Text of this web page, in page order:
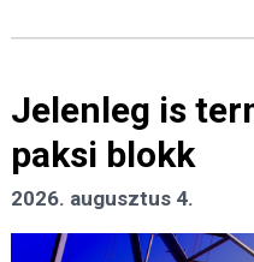
Jelenleg is
paksi blokk
2026. augusztus 4.